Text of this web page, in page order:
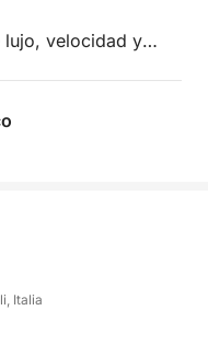
lujo, velocidad y
bordo del
desde el
excursión de un
la Costa
le garantizará un
Capri.
Italia